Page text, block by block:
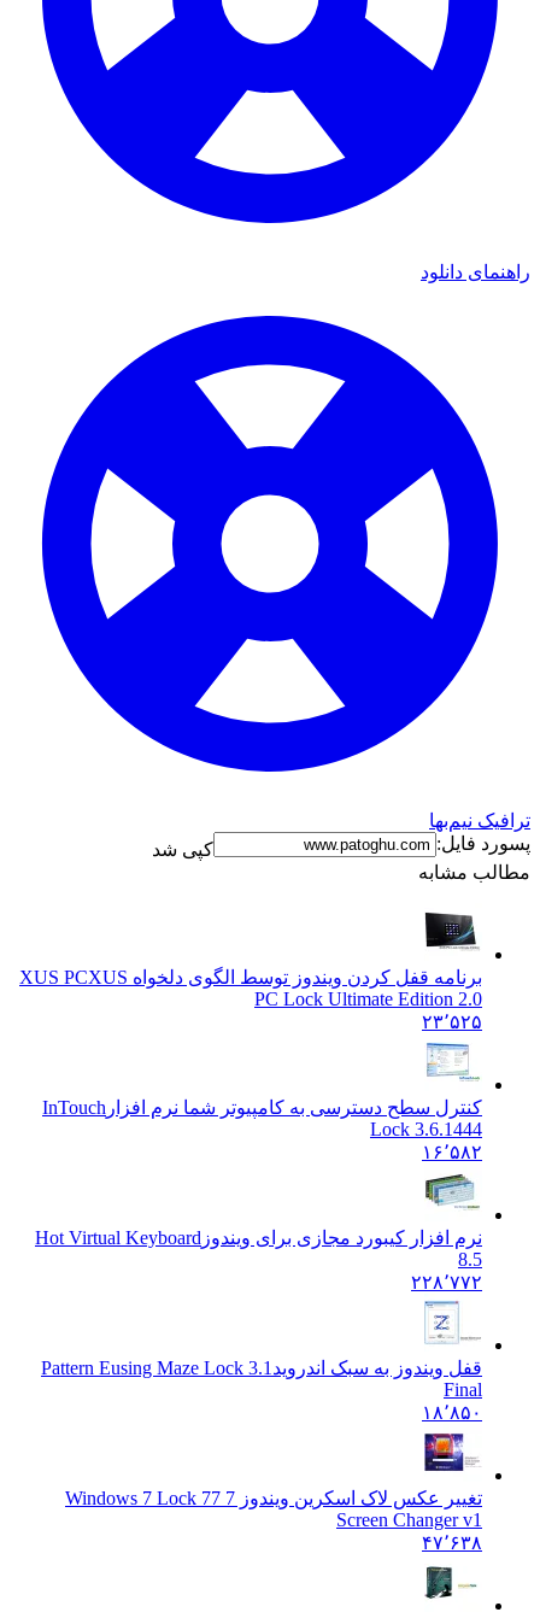
دانلود
نیم‌بها
فایل:
کپی شد
مشابه
برنامه قفل کردن ویندوز توسط الگوی دلخواه XUS PCXUS
PC Lock Ultimate Edition 2.0
۲۳٬۵۲۵
کنترل سطح دسترسی به کامپیوتر شما نرم افزار InTouch
Lock 3.6.1444
۱۶٬۵۸۲
نرم افزار کیبورد مجازی برای ویندوزHot Virtual Keyboard
۲۲۸٬۷۷۲
قفل ویندوز به سبک اندرویدPattern Eusing Maze Lock 3.1
۱۸٬۸۵۰
تغییر عکس لاک اسکرین ویندوز 7 7
7 Windows 7 Lock
Screen Changer v1
۴۷٬۶۳۸